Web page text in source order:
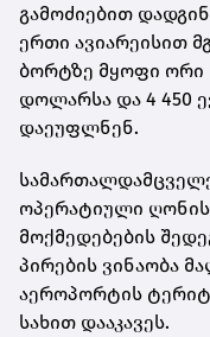
გამოძიებით
ერთი ავიარეისით
ბორტზე მყოფი ორი
დოლარსა და 4 450
დაეუფლნენ.
ოპერატიული
მოქმედებების
პირების ვინაობა
აეროპორტის
სახით დააკავეს.